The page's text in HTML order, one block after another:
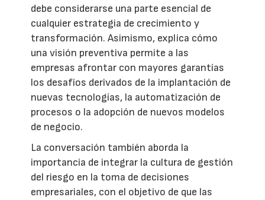
debe considerarse una parte esencial de
cualquier estrategia de crecimiento y
transformación. Asimismo, explica cómo
una visión preventiva permite a las
empresas afrontar con mayores garantías
los desafíos derivados de la implantación de
nuevas tecnologías, la automatización de
procesos o la adopción de nuevos modelos
de negocio.
La conversación también aborda la
importancia de integrar la cultura de gestión
del riesgo en la toma de decisiones
empresariales, con el objetivo de que las